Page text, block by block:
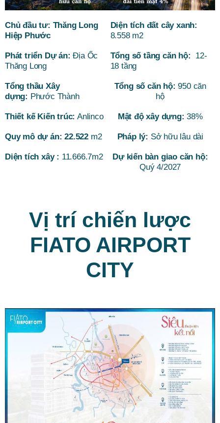
Chủ đầu tư: Thăng Long
Hiệp Phước
Phát triển Dự án: Địa Ốc
Thăng Long
Tổng thầu Xây
dựng: Phước Thành
Thiết kế Kiến trúc: Anlinco
Quy mô dự án: 22.522 m2
Diện tích xây : 11.666.7m2
Diện tích đất cây xanh:
8.558 m2
Tổng số tầng căn hộ:
12-
18 tầng
Tổng số căn hộ: 950 căn
hộ
Mật độ xây dựng: 38%
Pháp lý: Sở hữu lâu dài
Dự kiến bàn giao căn hộ:
Quý 4/2027
Vị trí chiến lược
FIATO AIRPORT
CITY